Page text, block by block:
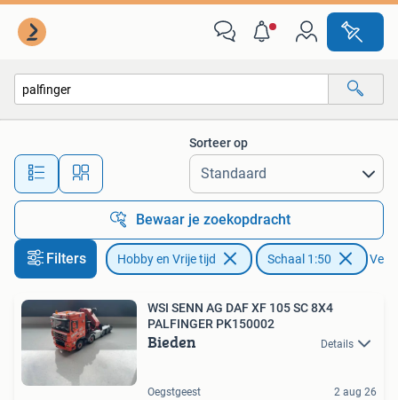
Alle afstanden…
Sorteer op
Bewaar je zoekopdracht
Filters Hobby en Vrije tijd Schaal 1:50
WSI SENN AG DAF XF 105 SC 8X4
PALFINGER PK150002
Bieden Details
Oegstgeest 2 aug 26